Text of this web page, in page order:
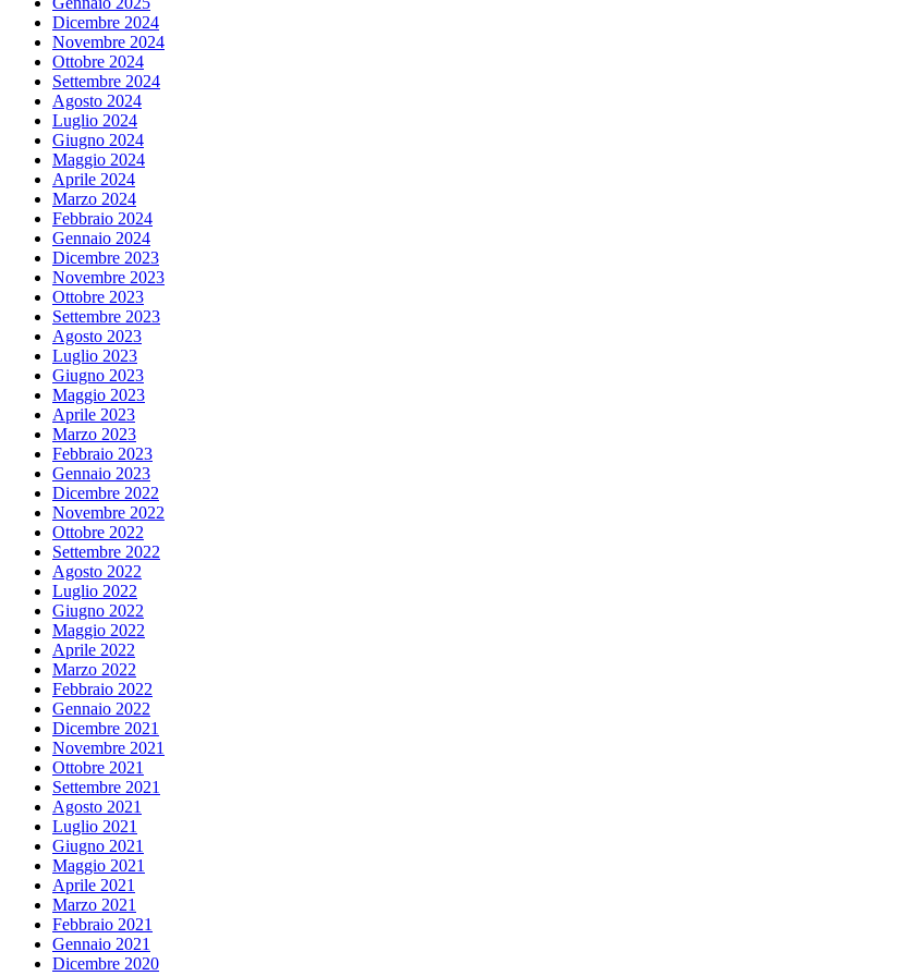
Dicembre 2024
Novembre 2024
Ottobre 2024
Settembre 2024
Agosto 2024
Luglio 2024
Giugno 2024
Maggio 2024
Aprile 2024
Marzo 2024
Febbraio 2024
Gennaio 2024
Dicembre 2023
Novembre 2023
Ottobre 2023
Settembre 2023
Agosto 2023
Luglio 2023
Giugno 2023
Maggio 2023
Aprile 2023
Marzo 2023
Febbraio 2023
Gennaio 2023
Dicembre 2022
Novembre 2022
Ottobre 2022
Settembre 2022
Agosto 2022
Luglio 2022
Giugno 2022
Maggio 2022
Aprile 2022
Marzo 2022
Febbraio 2022
Gennaio 2022
Dicembre 2021
Novembre 2021
Ottobre 2021
Settembre 2021
Agosto 2021
Luglio 2021
Giugno 2021
Maggio 2021
Aprile 2021
Marzo 2021
Febbraio 2021
Gennaio 2021
Dicembre 2020